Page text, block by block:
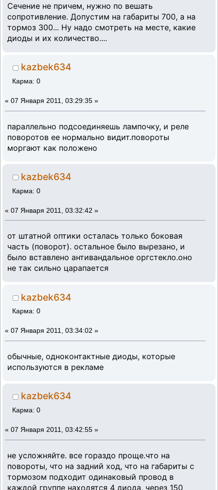
Сечение не причем, нужно по вешать
сопротивление. Допустим на габариты 700, а на
тормоз 300... Ну надо смотреть на месте, какие
диоды и их количество....
kazbek634
Карма: 0
« 07 Января 2011, 03:29:35 »
параллельно подсоединяешь лампочку, и реле
поворотов ее нормально видит.повороты
моргают как положено
kazbek634
Карма: 0
« 07 Января 2011, 03:32:42 »
от штатной оптики осталась только боковая
часть (поворот). остальное было вырезано, и
было вставлено антивандальное оргстекло.оно
не так сильно царапается
kazbek634
Карма: 0
« 07 Января 2011, 03:34:02 »
обычные, одноконтактные диоды, которые
используются в рекламе
kazbek634
Карма: 0
« 07 Января 2011, 03:42:55 »
не усложняйте. все гораздо проще.что на
повороты, что на задний ход, что на габариты с
тормозом подходит одинаковый провод в
каждой группе находятся 4 диода, через 150